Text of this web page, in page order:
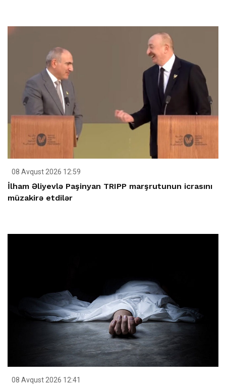
08 Avqust 2026 12:59
İlham Əliyevlə Paşinyan TRIPP marşrutunun icrasını
müzakirə etdilər
08 Avqust 2026 12:41